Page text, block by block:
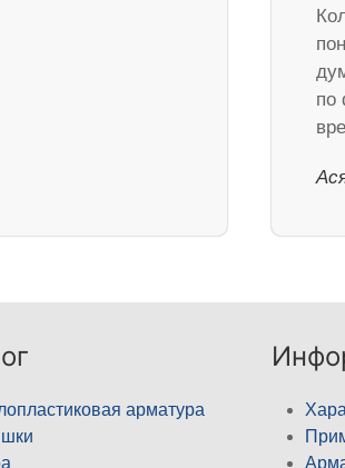
по
арматура